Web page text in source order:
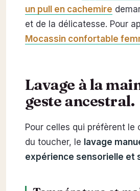
un pull en cachemire
et de la délicatesse. Pour
Mocassin confortable
Lavage à la
geste ancestral.
Pour celles qui préfèrent le
du toucher, le lavage
expérience sensorielle et